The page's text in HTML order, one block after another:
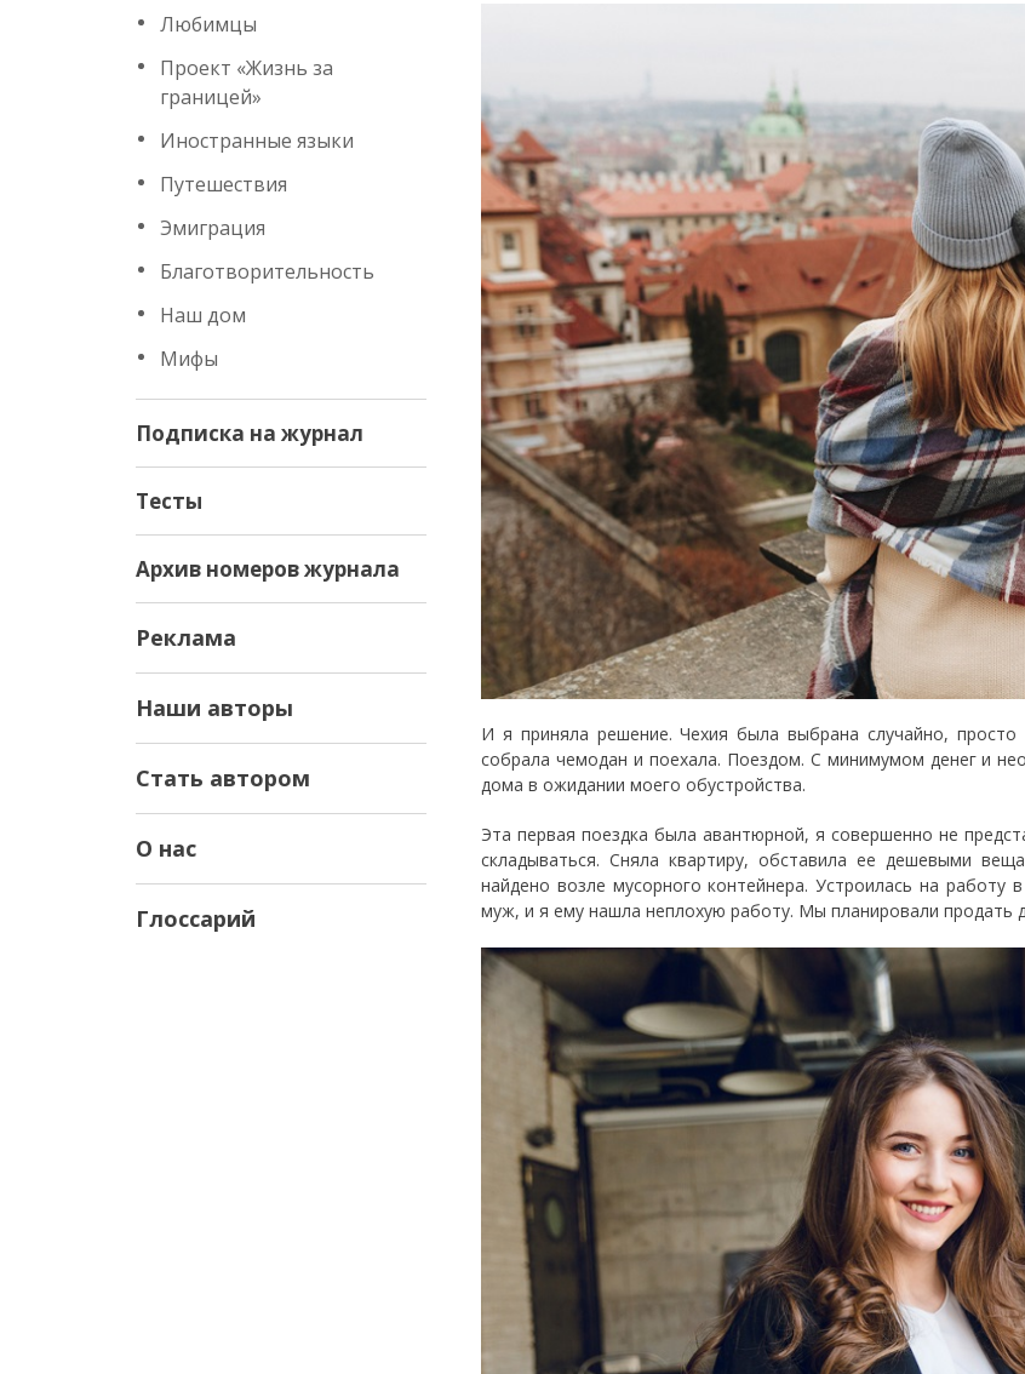
Любимцы
Проект «Жизнь за
границей»
Иностранные языки
Путешествия
Эмиграция
Благотворительность
Наш дом
Мифы
Подписка на журнал
Тесты
Архив номеров журнала
Реклама
Наши авторы
Стать автором
О нас
Глоссарий
И я приняла решение. Чехия была выбрана случайно,
собрала чемодан и поехала. Поездом. С минимумом денег и
дома в ожидании моего обустройства.
Эта первая поездка была авантюрной, я совершенно не
складываться. Сняла квартиру, обставила ее дешевыми
найдено возле мусорного контейнера. Устроилась на работу
муж, и я ему нашла неплохую работу. Мы планировали продать